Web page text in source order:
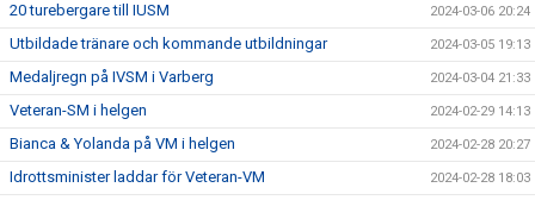
20 turebergare till IUSM 2024-03-06 20:24
Utbildade tränare och kommande utbildningar 2024-03-05 19:13
Medaljregn på IVSM i Varberg 2024-03-04 21:33
Veteran-SM i helgen 2024-02-29 14:13
Bianca & Yolanda på VM i helgen 2024-02-28 20:27
Idrottsminister laddar för Veteran-VM 2024-02-28 18:03